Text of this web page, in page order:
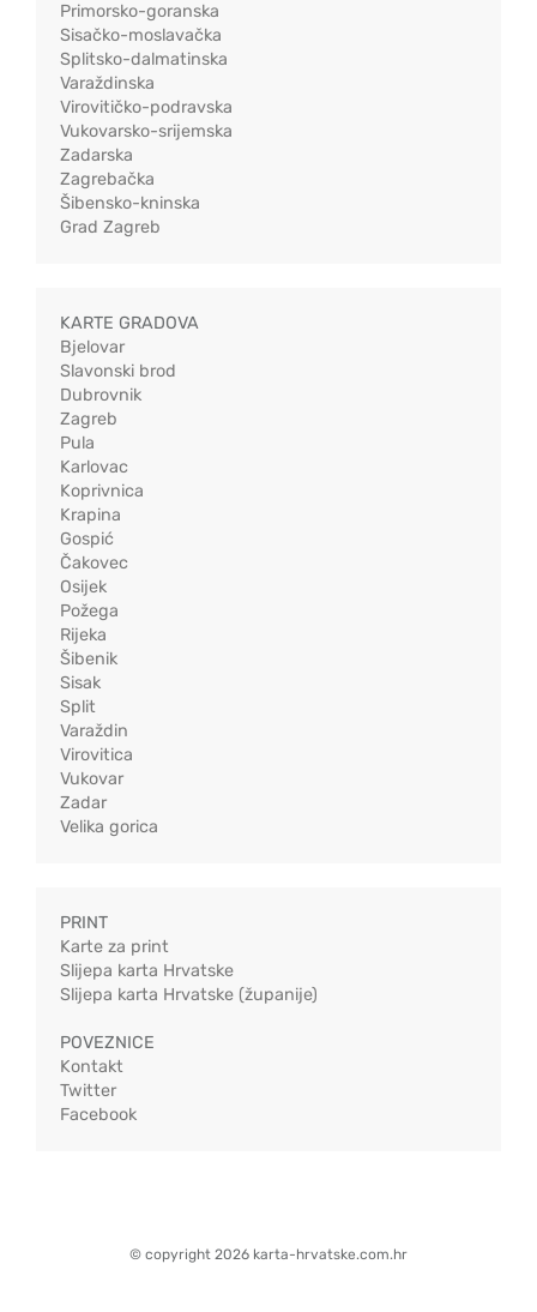
Primorsko-goranska
Sisačko-moslavačka
Splitsko-dalmatinska
Varaždinska
Virovitičko-podravska
Vukovarsko-srijemska
Zadarska
Zagrebačka
Šibensko-kninska
Grad Zagreb
KARTE GRADOVA
Bjelovar
Slavonski brod
Dubrovnik
Zagreb
Pula
Karlovac
Koprivnica
Krapina
Gospić
Čakovec
Osijek
Požega
Rijeka
Šibenik
Sisak
Split
Varaždin
Virovitica
Vukovar
Zadar
Velika gorica
PRINT
Karte za print
Slijepa karta Hrvatske
Slijepa karta Hrvatske (županije)
POVEZNICE
Kontakt
Twitter
Facebook
© copyright 2026 karta-hrvatske.com.hr